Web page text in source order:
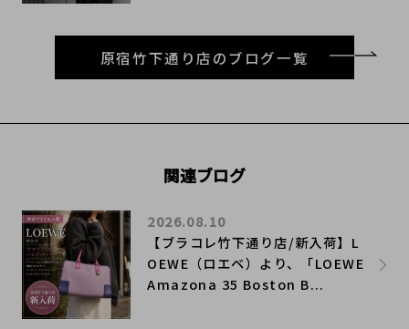
原宿竹下通り店のブログ一覧
関連ブログ
【ブラコレ竹下通り店/新入荷】L
OEWE（ロエベ）より、「LOEWE
Amazona 35 Boston B...
2026.08.10